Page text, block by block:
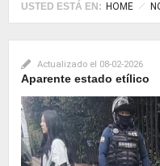
USTED ESTÁ EN: HOME
Actualizado el 08-02-2026
Aparente estado etílico